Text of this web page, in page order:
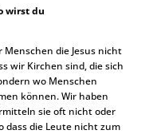
wirst du
die Jesus nicht
wir Kirchen sind, die sich
wo Menschen
können. Wir haben
sie oft nicht oder
dass die Leute nicht zum